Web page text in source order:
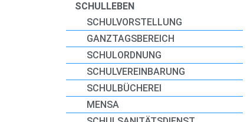
SCHULLEBEN
SCHULVORSTELLUNG
GANZTAGSBEREICH
SCHULORDNUNG
SCHULVEREINBARUNG
SCHULBÜCHEREI
MENSA